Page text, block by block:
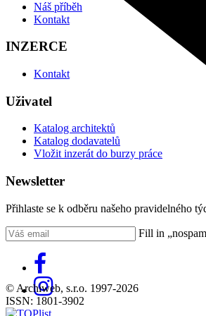
Náš příběh
Kontakt
INZERCE
Kontakt
Uživatel
Katalog architektů
Katalog dodavatelů
Vložit inzerát do burzy práce
Newsletter
Přihlaste se k odběru našeho pravidelného
Fill in
© Archiweb, s.r.o. 1997-2026
ISSN: 1801-3902